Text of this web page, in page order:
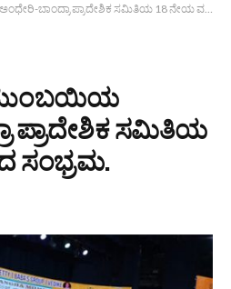
ಪ್ರಾದೇಶಿಕ ಸಮಿತಿಯ 18 ನೇಯ ವರ್ಷದ ಸಂಭ್ರಮ.
ಪ್ರಾದೇಶಿಕ ಸಮಿತಿಯ
ಸಂಭ್ರಮ.